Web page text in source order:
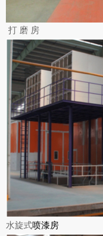
打 磨 房
水旋式喷漆房